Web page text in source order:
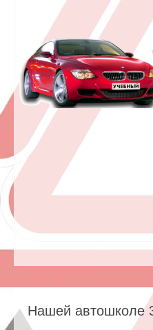
Нашей автошколе